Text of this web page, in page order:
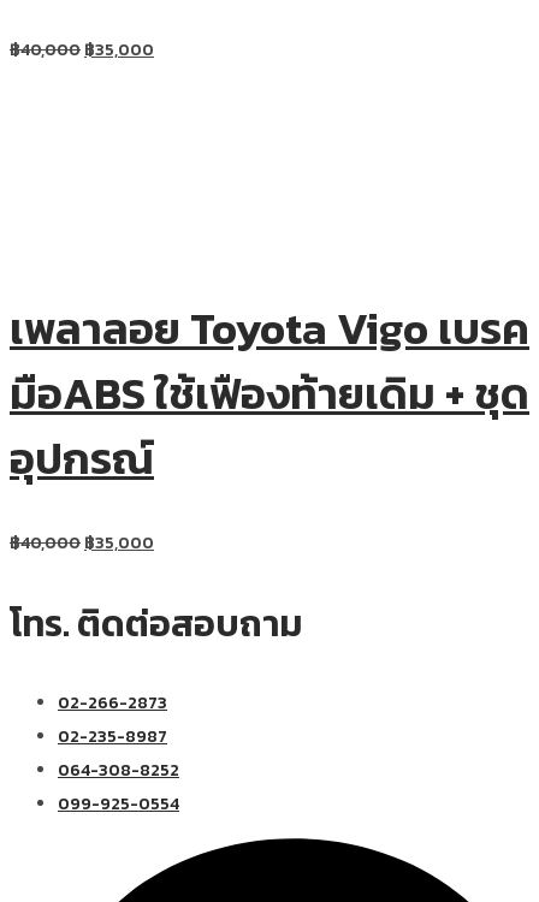
฿40,000฿35,000
เพลาลอย Toyota Vigo เบรค
มือABS ใช้เฟืองท้ายเดิม + ชุด
อุปกรณ์
฿40,000฿35,000
โทร. ติดต่อสอบถาม
02-266-2873
02-235-8987
064-308-8252
099-925-0554